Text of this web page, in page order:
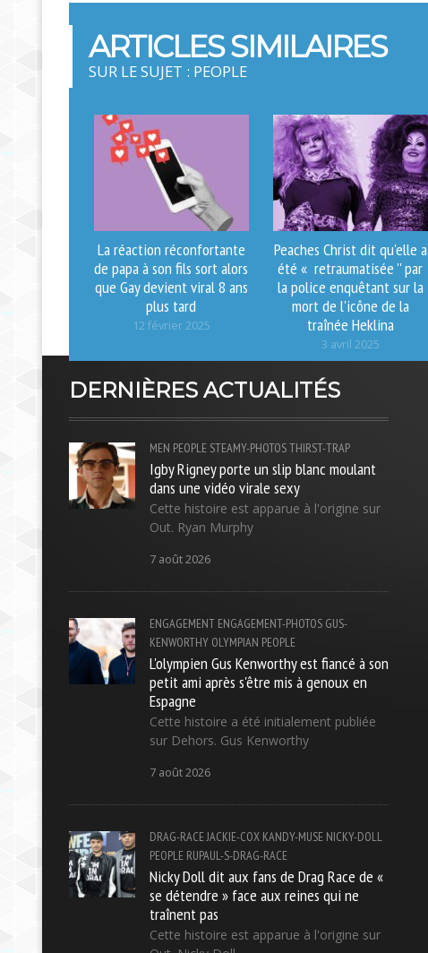
ARTICLES SIMILAIRES
SUR LE SUJET : PEOPLE
La réaction réconfortante
de papa à son fils sort alors
que Gay devient viral 8 ans
plus tard
12 février 2025
Peaches Christ dit qu'elle a
été « retraumatisée '' par
la police enquêtant sur la
mort de l'icône de la
traînée Heklina
3 avril 2025
DERNIÈRES ACTUALITÉS
MEN PEOPLE STEAMY-PHOTOSTHIRST-TRAP
Igby Rigney porte un slip blanc moulant
dans une vidéo virale sexy
Cette histoire est apparue à l'origine sur
Out. Ryan Murphy
7 août 2026
ENGAGEMENT ENGAGEMENT-PHOTOS GUS-
KENWORTHY OLYMPIAN PEOPLE
L'olympien Gus Kenworthy est fiancé à son
petit ami après s'être mis à genoux en
Espagne
Cette histoire a été initialement publiée
sur Dehors. Gus Kenworthy
7 août 2026
DRAG-RACEJACKIE-COX KANDY-MUSE NICKY-DOLL
PEOPLE RUPAUL-S-DRAG-RACE
Nicky Doll dit aux fans de Drag Race de «
se détendre » face aux reines qui ne
traînent pas
Cette histoire est apparue à l'origine sur